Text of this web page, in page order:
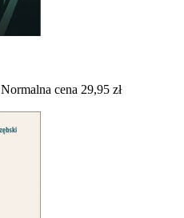
Normalna cena 29,95 zł